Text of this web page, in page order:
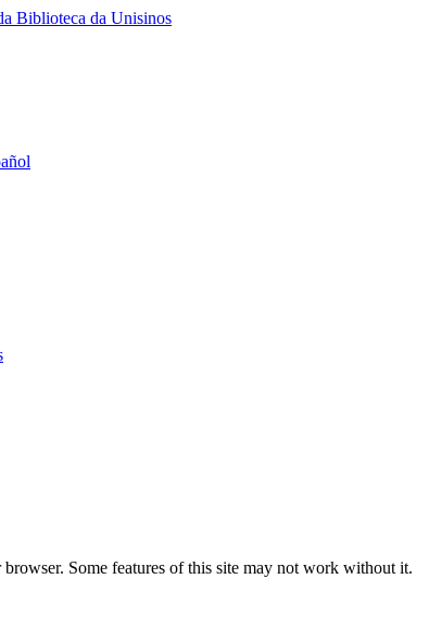
Biblioteca da Unisinos
Some features of this site may not work without it.